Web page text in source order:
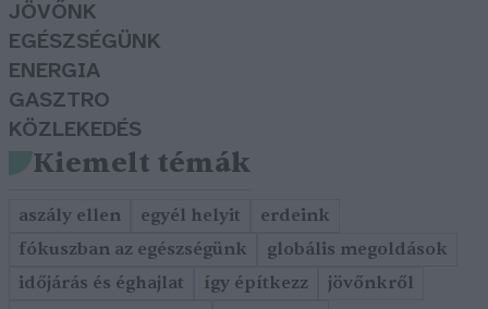
JÖVŐNK
EGÉSZSÉGÜNK
ENERGIA
GASZTRO
KÖZLEKEDÉS
Kiemelt témák
aszály ellen egyél helyit
erdeink
fókuszban az egészségünk
globális megoldások
időjárás és éghajlat
így építkezz
jövőnkről